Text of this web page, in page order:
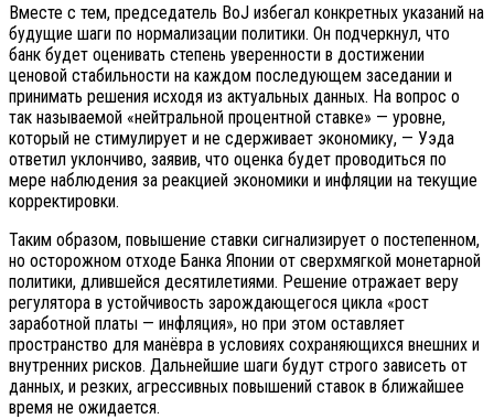
Вместе с тем, председатель BoJ избегал конкретных указаний на
будущие шаги по нормализации политики. Он подчеркнул, что
банк будет оценивать степень уверенности в достижении
ценовой стабильности на каждом последующем заседании и
принимать решения исходя из актуальных данных. На вопрос о
так называемой «нейтральной процентной ставке» — уровне,
который не стимулирует и не сдерживает экономику, — Уэда
ответил уклончиво, заявив, что оценка будет проводиться по
мере наблюдения за реакцией экономики и инфляции на текущие
корректировки.
Таким образом, повышение ставки сигнализирует о постепенном,
но осторожном отходе Банка Японии от сверхмягкой монетарной
политики, длившейся десятилетиями. Решение отражает веру
регулятора в устойчивость зарождающегося цикла «рост
заработной платы — инфляция», но при этом оставляет
пространство для манёвра в условиях сохраняющихся внешних и
внутренних рисков. Дальнейшие шаги будут строго зависеть от
данных, и резких, агрессивных повышений ставок в ближайшее
время не ожидается.